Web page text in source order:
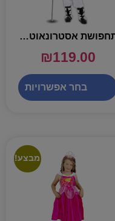
תחפושת אסטרונאוט – שושי זוהר
₪119.00
בחר אפשרויות
מבצע!